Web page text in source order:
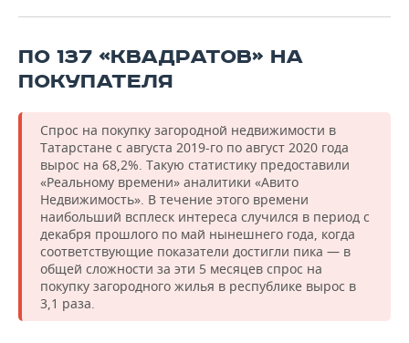
ПО 137 «КВАДРАТОВ» НА
ПОКУПАТЕЛЯ
Спрос на покупку загородной недвижимости в
Татарстане с августа 2019-го по август 2020 года
вырос на 68,2%. Такую статистику предоставили
«Реальному времени» аналитики «Авито
Недвижимость». В течение этого времени
наибольший всплеск интереса случился в период с
декабря прошлого по май нынешнего года, когда
соответствующие показатели достигли пика — в
общей сложности за эти 5 месяцев спрос на
покупку загородного жилья в республике вырос в
3,1 раза.